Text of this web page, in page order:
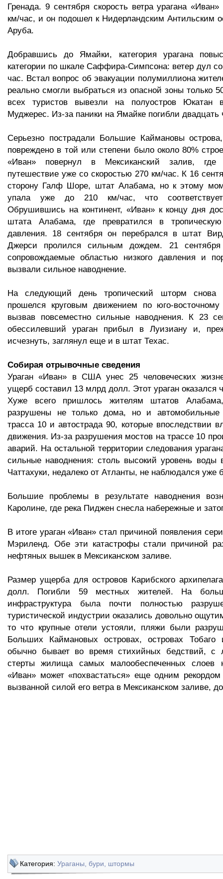
Гренада. 9 сентября скорость ветра урагана
км/час, и он подошел к Нидерландским Антильским
Аруба.
Добравшись до Ямайки, категория урагана
категории по шкале Саффира-Симпсона: ветер дул
час. Встал вопрос об эвакуации полумиллиона
реально смогли выбраться из опасной зоны только
всех туристов вывезли на полуостров Юкатан
Муджерес. Из-за паники на Ямайке погибли двадцать
Серьезно пострадали Большие Каймановы
повреждено в той или степени было около 80%
«Иван» повернул в Мексиканский залив, где
путешествие уже со скоростью 270 км/час. К 16
сторону Галф Шоре, штат Алабама, но к этому
упала уже до 210 км/час, что
Обрушившись на континент, «Иван» к концу дня
штата Алабама, где превратился в тропическую
давления. 18 сентября он перебрался в штат
Джерси пролился сильным дождем. 21 сентября
сопровождаемые областью низкого давления и
вызвали сильное наводнение.
На следующий день тропический шторм снова
прошелся круговым движением по юго-
вызвав повсеместно сильные наводнения. К 23
обессилевший ураган прибыл в Луизиану и,
исчезнуть, заглянул еще и в штат Техас.
Собирая отрывочные сведения
Ураган «Иван» в США унес 25 человеческих
ущерб составил 13 млрд долл. Этот ураган оказался
Хуже всего пришлось жителям штатов
разрушены не только дома, но и автомобильные
трасса 10 и автострада 90, которые впоследствии
движения. Из-за разрушения мостов на трассе 10
аварий. На остальной территории следования
сильные наводнения: столь высокий уровень воды
Чаттахуки, недалеко от Атланты, не наблюдался уже
Большие проблемы в результате наводнения
Каролине, где река Пиджен снесла набережные и
В итоге ураган «Иван» стал причиной появления
Мэриленд. Обе эти катастрофы стали причиной
нефтяных вышек в Мексиканском заливе.
Размер ущерба для островов Карибского
долл. Погибли 59 местных жителей. На
инфраструктура была почти полностью
туристической индустрии оказались довольно
то что крупные отели устояли, пляжи были
Больших Каймановых островах, островах
обычно бывает во время стихийных бедствий,
стерты жилища самых малообеспеченных слоев
«Иван» может «похвастаться» еще одним
вызванной силой его ветра в Мексиканском заливе,
Категория: Ураганы, бури, штормы